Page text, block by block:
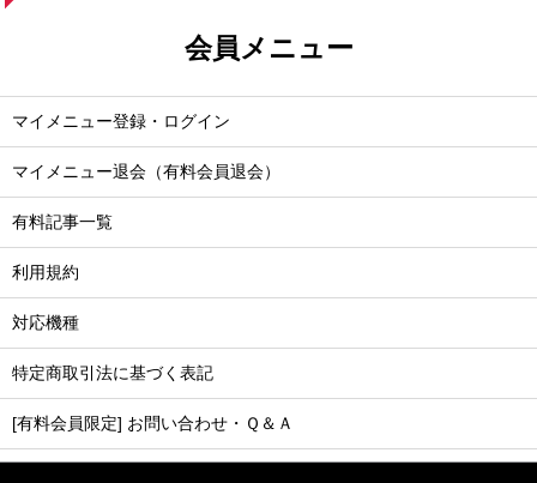
会員メニュー
マイメニュー登録・ログイン
マイメニュー退会（有料会員退会）
有料記事一覧
利用規約
対応機種
特定商取引法に基づく表記
[有料会員限定] お問い合わせ・Ｑ＆Ａ